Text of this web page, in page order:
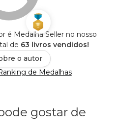
é Medalha Seller no nosso
de 63 livros vendidos!
o autor
de Medalhas
gostar de